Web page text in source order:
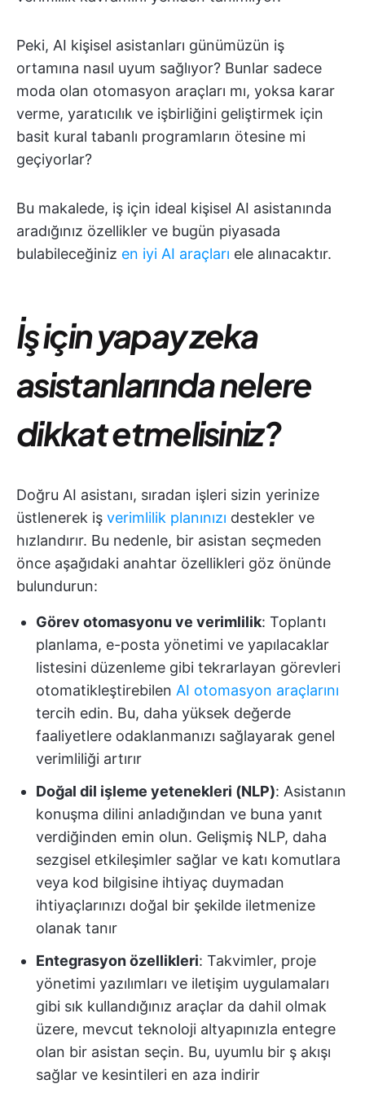
Peki, AI kişisel asistanları günümüzün iş
ortamına nasıl uyum sağlıyor? Bunlar sadece
moda olan otomasyon araçları mı, yoksa karar
verme, yaratıcılık ve işbirliğini geliştirmek için
basit kural tabanlı programların ötesine mi
geçiyorlar?
Bu makalede, iş için ideal kişisel AI asistanında
aradığınız özellikler ve bugün piyasada
bulabileceğiniz en iyi AI araçları ele alınacaktır.
İş için yapay zeka
asistanlarında nelere
dikkat etmelisiniz?
Doğru AI asistanı, sıradan işleri sizin yerinize
üstlenerek iş verimlilik planınızı destekler ve
hızlandırır. Bu nedenle, bir asistan seçmeden
önce aşağıdaki anahtar özellikleri göz önünde
bulundurun:
Görev otomasyonu ve verimlilik: Toplantı
planlama, e-posta yönetimi ve yapılacaklar
listesini düzenleme gibi tekrarlayan görevleri
otomatikleştirebilen AI otomasyon araçlarını
tercih edin. Bu, daha yüksek değerde
faaliyetlere odaklanmanızı sağlayarak genel
verimliliği artırır
Doğal dil işleme yetenekleri (NLP): Asistanın
konuşma dilini anladığından ve buna yanıt
verdiğinden emin olun. Gelişmiş NLP, daha
sezgisel etkileşimler sağlar ve katı komutlara
veya kod bilgisine ihtiyaç duymadan
ihtiyaçlarınızı doğal bir şekilde iletmenize
olanak tanır
Entegrasyon özellikleri: Takvimler, proje
yönetimi yazılımları ve iletişim uygulamaları
gibi sık kullandığınız araçlar da dahil olmak
üzere, mevcut teknoloji altyapınızla entegre
olan bir asistan seçin. Bu, uyumlu bir ş akışı
sağlar ve kesintileri en aza indirir